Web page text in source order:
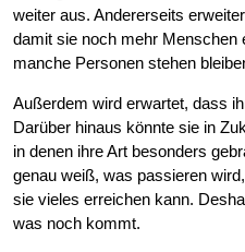
weiter aus. Andererseits
damit sie noch mehr Menschen
manche Personen stehen
Außerdem wird erwartet, dass
Darüber hinaus könnte sie in
in denen ihre Art besonders
genau weiß, was passieren
sie vieles erreichen kann.
was noch kommt.